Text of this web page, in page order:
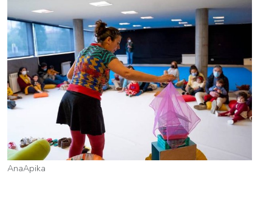
AnaApika